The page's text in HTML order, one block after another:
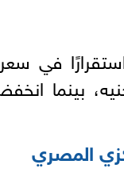
في
بالبنك التجاري الدولي ليسجل 49.0875
المصري